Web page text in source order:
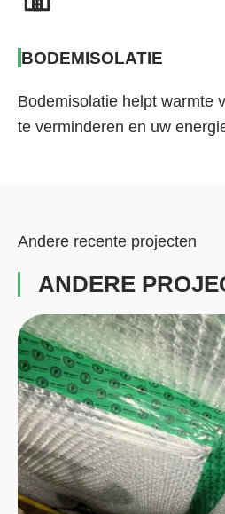
BODEMISOLATIE
Bodemisolatie helpt warmte
te verminderen en uw
Andere recente projecten
ANDERE